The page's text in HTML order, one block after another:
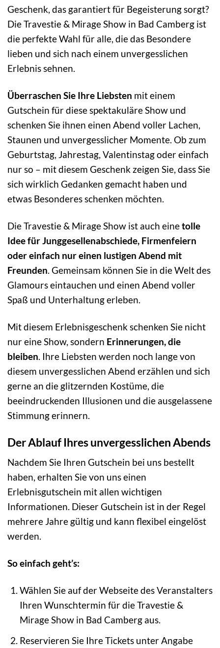
Geschenk, das garantiert für Begeisterung sorgt?
Die Travestie & Mirage Show in Bad Camberg ist
die perfekte Wahl für alle, die das Besondere
lieben und sich nach einem unvergesslichen
Erlebnis sehnen.
Überraschen Sie Ihre Liebsten mit einem
Gutschein für diese spektakuläre Show und
schenken Sie ihnen einen Abend voller Lachen,
Staunen und unvergesslicher Momente. Ob zum
Geburtstag, Jahrestag, Valentinstag oder einfach
nur so – mit diesem Geschenk zeigen Sie, dass Sie
sich wirklich Gedanken gemacht haben und
etwas Besonderes schenken möchten.
Die Travestie & Mirage Show ist auch einetolle
Idee für Junggesellenabschiede, Firmenfeiern
oder einfach nur einen lustigen Abend mit
Freunden. Gemeinsam können Sie in die Welt des
Glamours eintauchen und einen Abend voller
Spaß und Unterhaltung erleben.
Mit diesem Erlebnisgeschenk schenken Sie nicht
nur eine Show, sondern Erinnerungen, die
bleiben. Ihre Liebsten werden noch lange von
diesem unvergesslichen Abend erzählen und sich
gerne an die glitzernden Kostüme, die
beeindruckenden Illusionen und die ausgelassene
Stimmung erinnern.
Der Ablauf Ihres unvergesslichen Abends
Nachdem Sie Ihren Gutschein bei uns bestellt
haben, erhalten Sie von uns einen
Erlebnisgutschein mit allen wichtigen
Informationen. Dieser Gutschein ist in der Regel
mehrere Jahre gültig und kann flexibel eingelöst
werden.
So einfach geht’s:
Wählen Sie auf der Webseite des Veranstalters
Ihren Wunschtermin für die Travestie &
Mirage Show in Bad Camberg aus.
Reservieren Sie Ihre Tickets unter Angabe